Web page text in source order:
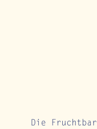
Die